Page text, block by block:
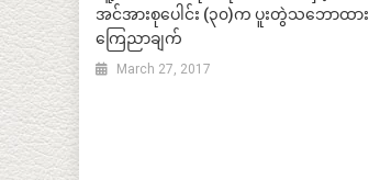
အင်အားစုပေါင်း (၃၀)က ပူးတွဲသဘောထား
ကြေညာချက်
March 27, 2017